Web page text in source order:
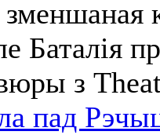
Баталія
з
пад